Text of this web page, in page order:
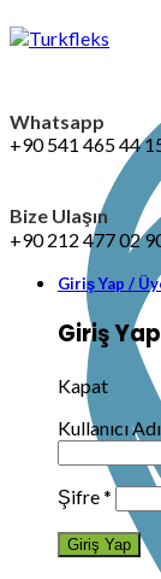
Whatsapp
+90 541 465 44
Bize Ulaşın
+90 212 477 02
Giriş Yap /
Giriş Yap
Kapat
Kullanıcı
Şifre*